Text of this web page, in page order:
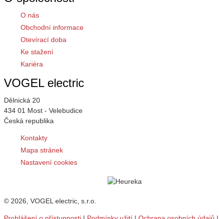
O nás
Obchodní informace
Otevírací doba
Ke stažení
Kariéra
VOGEL electric
Dělnická 20
434 01 Most - Velebudice
Česká republika
Kontakty
Mapa stránek
Nastavení cookies
© 2026, VOGEL electric, s.r.o.